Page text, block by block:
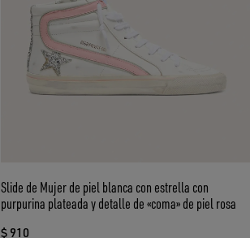
Slide de Mujer de piel blanca con estrella con
purpurina plateada y detalle de «coma» de piel rosa
$ 910